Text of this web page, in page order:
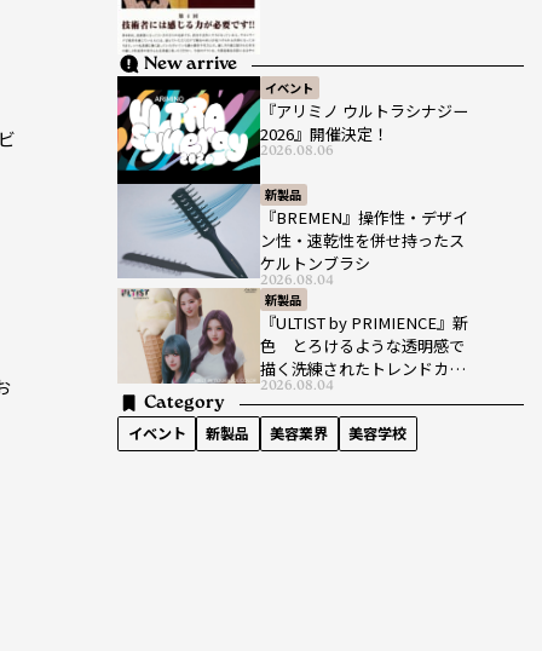
New arrive
イベント
『アリミノ ウルトラシナジー
2026』開催決定！
2026.08.06
新製品
『BREMEN』操作性・デザイ
ン性・速乾性を併せ持ったス
ケルトンブラシ
2026.08.04
新製品
『ULTIST by PRIMIENCE』新
色 とろけるような透明感で
描く洗練されたトレンドカラ
ー
2026.08.04
Category
イベント 新製品 美容業界 美容学校